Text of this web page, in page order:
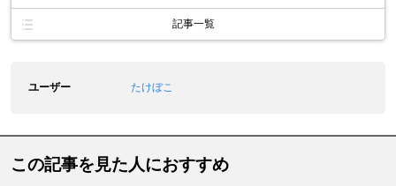
記事一覧
ユーザー たけぼこ
この記事を見た人におすすめ